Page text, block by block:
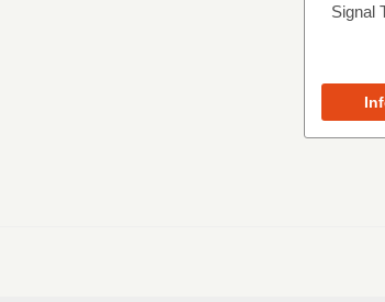
Signal